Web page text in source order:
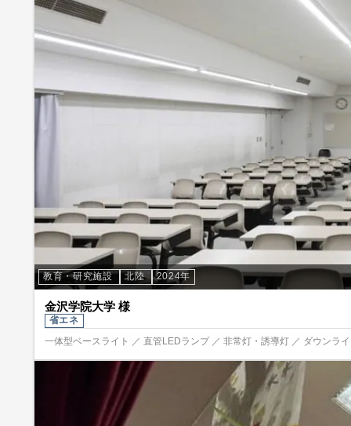
教育・研究施設 北陸 2024年
金沢学院大学 様
省エネ
一体型ベースライト ／ 直管LEDランプ ／ 非常灯・誘導灯 ／ ダウンラ